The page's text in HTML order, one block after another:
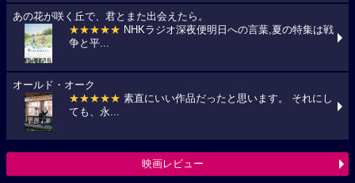
あの花が咲く丘で、君とまた出会えたら。
★★★★★ NHKラジオ深夜便明日への言葉,夏の特集は戦
争と平...
オールド・オーク
★★★★★ 素直にいい作品だったと思います。 それにし
ても、永...
映画レビュー